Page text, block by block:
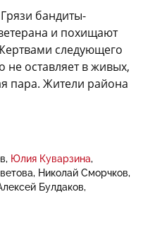
бандиты-
и похищают
следующего
не оставляет в живых,
пара. Жители района
Юлия Куварзина
Николай Сморчков
Булдаков